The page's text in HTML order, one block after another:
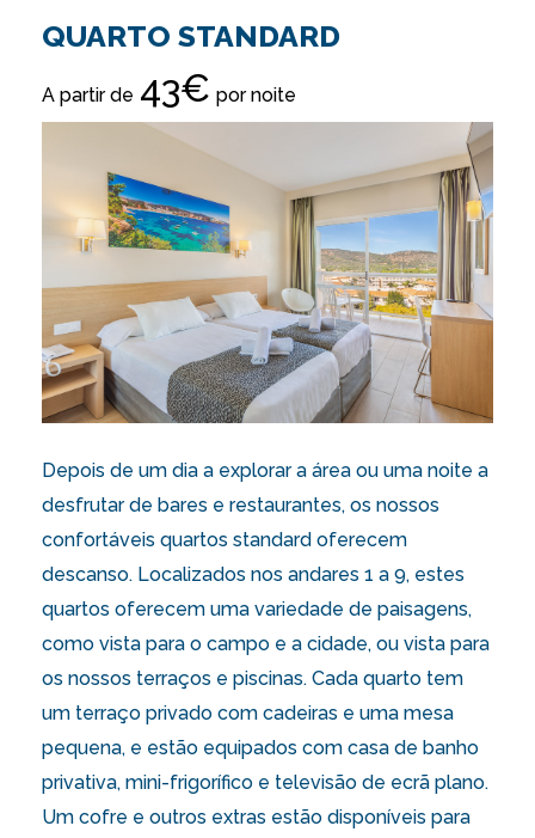
QUARTO STANDARD
A partir de 43€ por noite
Depois de um dia a explorar a área ou uma noite a
desfrutar de bares e restaurantes, os nossos
confortáveis quartos standard oferecem
descanso. Localizados nos andares 1 a 9, estes
quartos oferecem uma variedade de paisagens,
como vista para o campo e a cidade, ou vista para
os nossos terraços e piscinas. Cada quarto tem
um terraço privado com cadeiras e uma mesa
pequena, e estão equipados com casa de banho
privativa, mini-frigorífico e televisão de ecrã plano.
Um cofre e outros extras estão disponíveis para